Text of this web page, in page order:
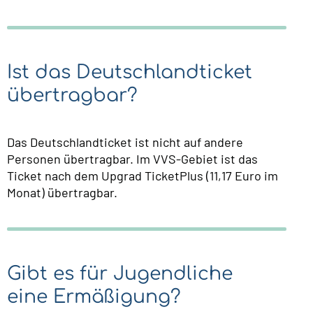
Ist das Deutschlandticket
übertragbar?
Das Deutschlandticket ist nicht auf andere
Personen übertragbar. Im VVS-Gebiet ist das
Ticket nach dem Upgrad TicketPlus (11,17 Euro im
Monat) übertragbar.
Gibt es für Jugendliche
eine Ermäßigung?